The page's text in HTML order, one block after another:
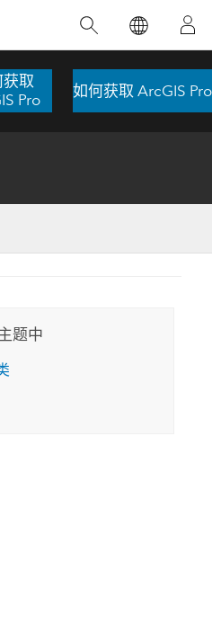
果，亲身体验交
或者直接开始免
的深刻见解。
，为关键的救援行
推荐书籍
取
Pro
如何获取 ArcGIS Pro
题中